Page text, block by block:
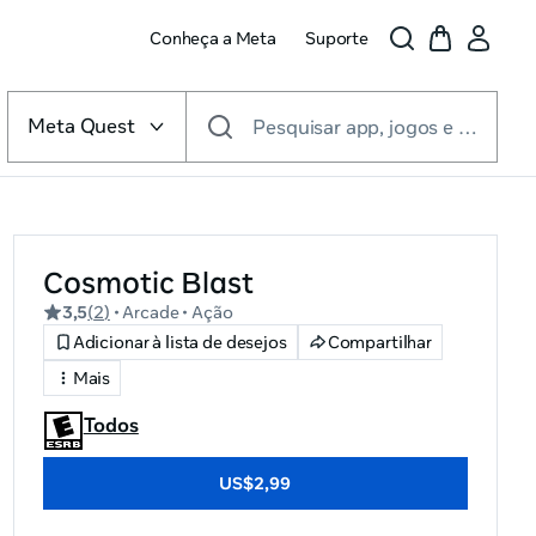
Conheça a Meta Suporte
plataforma
Meta Quest Pesquisar app, jogos e muito mais
Cosmotic Blast
3,5(2) • Arcade• Ação
Adicionar à lista de desejos
Compartilhar
Mais
Todos
US$2,99